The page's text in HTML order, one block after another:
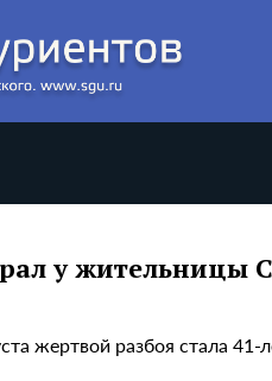
у жительницы
жертвой разбоя стала 41-